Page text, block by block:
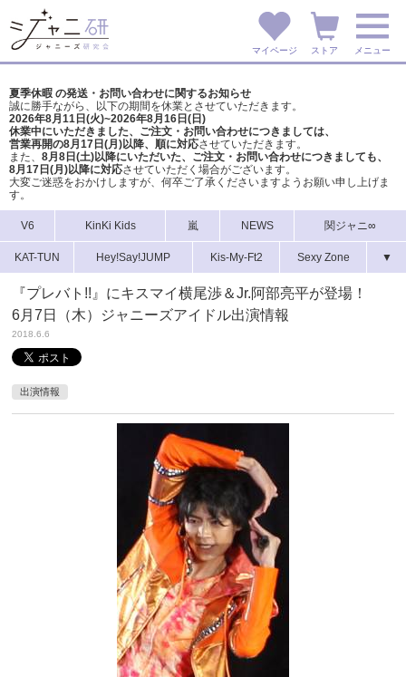
マイページ ストア メニュー
夏季休暇 の発送・お問い合わせに関するお知らせ
誠に勝手ながら、以下の期間を休業とさせていただきます。
2026年8月11日(火)~2026年8月16日(日)
休業中にいただきました、ご注文・お問い合わせにつきましては、
営業再開の8月17日(月)以降、順に対応させていただきます。
また、 8月8日(土)以降にいただいた、ご注文・ お問い合わせにつきましても、
8月17日(月)以降に対応させていただく場合がございます。
大変ご迷惑をおかけしますが、 何卒ご了承くださいますようお願い申し上げま
す。
V6 KinKi Kids 嵐 NEWS 関ジャニ∞
KAT-TUN Hey!Say!JUMP Kis-My-Ft2 Sexy Zone ▼
『プレバト!!』にキスマイ横尾渉＆Jr.阿部亮平が登場！
6月7日（木）ジャニーズアイドル出演情報
2018.6.6
出演情報